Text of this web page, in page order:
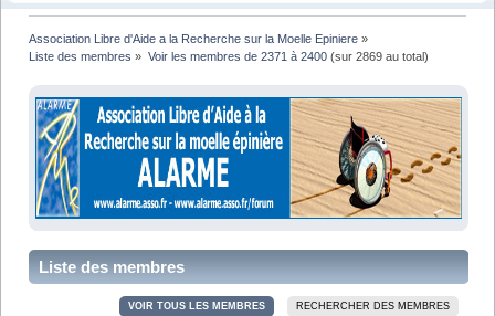
Association Libre d'Aide a la Recherche sur la Moelle Epiniere »
Liste des membres » Voir les membres de 2371 à 2400(sur 2869 au total)
Liste des membres
E F G H I J K L M N O P Q R S T U V W X Y Z
VOIR TOUS LES MEMBRES RECHERCHER DES MEMBRES